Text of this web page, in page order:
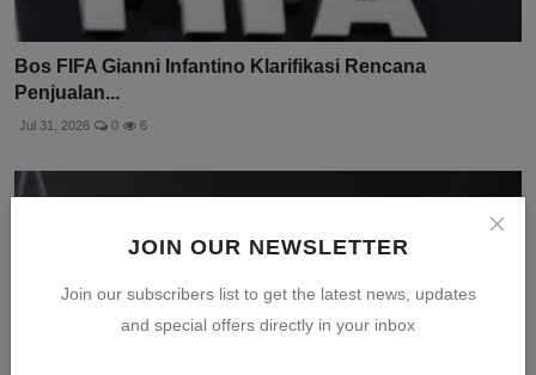
JOIN OUR NEWSLETTER
Join our subscribers list to get the latest news, updates
and special offers directly in your inbox
Bos FIFA Gianni Infantino Klarifikasi Rencana
Penjualan...
Jul 31, 2026 0 6